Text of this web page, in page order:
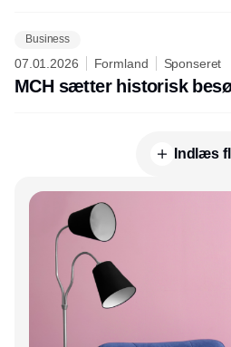
Business
07.01.2026 Formland Sponseret
MCH sætter historisk
Indlæs